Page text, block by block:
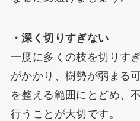
・深く切りすぎない
一度に多くの枝を切りす
がかかり、樹勢が弱まる
を整える範囲にとどめ、
行うことが大切です。